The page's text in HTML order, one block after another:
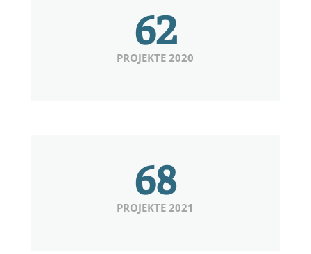
62
PROJEKTE 2020
68
PROJEKTE 2021